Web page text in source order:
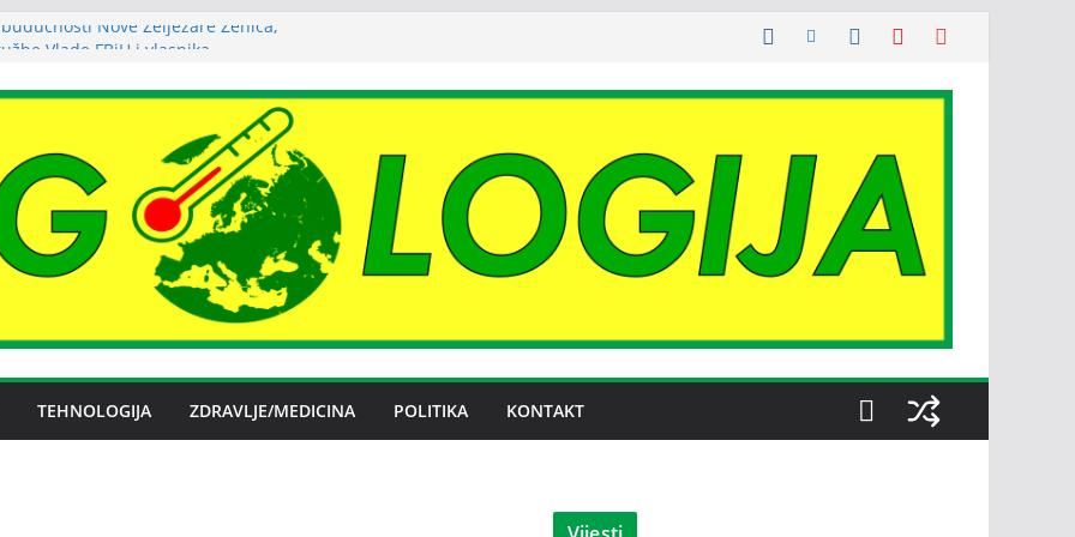
Nove Željezare Zenica,
Zenica: moguće donošenje odluke
spor RiTE Ugljevik i Elektrogospodarstva
TEHNOLOGIJA ZDRAVLJE/MEDICINA POLITIKA KONTAKT